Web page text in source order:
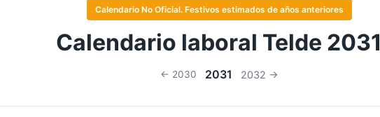
Calendario No Oficial. Festivos estimados de años anteriores
Calendario laboral Telde 2031
← 2030 2031 2032 →